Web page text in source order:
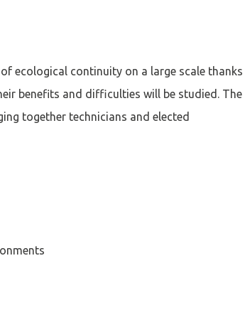
ecological continuity on a large scale thanks
benefits and difficulties will be studied. The
together technicians and elected
CRÉER UN COMPTE